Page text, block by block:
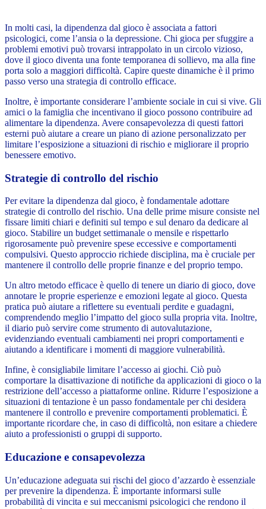
In molti casi, la dipendenza dal gioco è associata a fattori
psicologici, come l’ansia o la depressione. Chi gioca per sfuggire a
problemi emotivi può trovarsi intrappolato in un circolo vizioso,
dove il gioco diventa una fonte temporanea di sollievo, ma alla fine
porta solo a maggiori difficoltà. Capire queste dinamiche è il primo
passo verso una strategia di controllo efficace.
Inoltre, è importante considerare l’ambiente sociale in cui si vive. Gli
amici o la famiglia che incentivano il gioco possono contribuire ad
alimentare la dipendenza. Avere consapevolezza di questi fattori
esterni può aiutare a creare un piano di azione personalizzato per
limitare l’esposizione a situazioni di rischio e migliorare il proprio
benessere emotivo.
Strategie di controllo del rischio
Per evitare la dipendenza dal gioco, è fondamentale adottare
strategie di controllo del rischio. Una delle prime misure consiste nel
fissare limiti chiari e definiti sul tempo e sul denaro da dedicare al
gioco. Stabilire un budget settimanale o mensile e rispettarlo
rigorosamente può prevenire spese eccessive e comportamenti
compulsivi. Questo approccio richiede disciplina, ma è cruciale per
mantenere il controllo delle proprie finanze e del proprio tempo.
Un altro metodo efficace è quello di tenere un diario di gioco, dove
annotare le proprie esperienze e emozioni legate al gioco. Questa
pratica può aiutare a riflettere su eventuali perdite e guadagni,
comprendendo meglio l’impatto del gioco sulla propria vita. Inoltre,
il diario può servire come strumento di autovalutazione,
evidenziando eventuali cambiamenti nei propri comportamenti e
aiutando a identificare i momenti di maggiore vulnerabilità.
Infine, è consigliabile limitare l’accesso ai giochi. Ciò può
comportare la disattivazione di notifiche da applicazioni di gioco o la
restrizione dell’accesso a piattaforme online. Ridurre l’esposizione a
situazioni di tentazione è un passo fondamentale per chi desidera
mantenere il controllo e prevenire comportamenti problematici. È
importante ricordare che, in caso di difficoltà, non esitare a chiedere
aiuto a professionisti o gruppi di supporto.
Educazione e consapevolezza
Un’educazione adeguata sui rischi del gioco d’azzardo è essenziale
per prevenire la dipendenza. È importante informarsi sulle
probabilità di vincita e sui meccanismi psicologici che rendono il